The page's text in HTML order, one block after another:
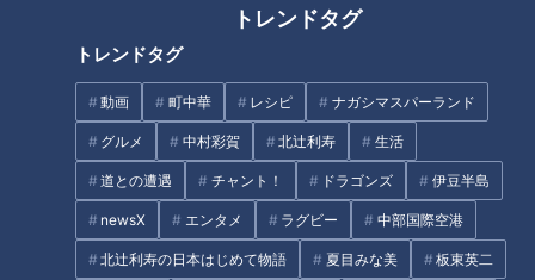
トレンドタグ
トレンドタグ
動画 町中華 レシピ ナガシマスパーランド
グルメ 中村彩賀 北辻利寿 生活
道との遭遇 チャント！ ドラゴンズ 伊豆半島
newsX エンタメ ラグビー 中部国際空港
北辻利寿の日本はじめて物語 夏目みな美 板東英二
美味しさと栄養、ダブルでアップ！とうもろこしの
弁当3個で3万円？PayPay会計ミスで店員のひと言
にイラッ
「人を狂わせる魅力がある」道マニア・鹿取茂雄が